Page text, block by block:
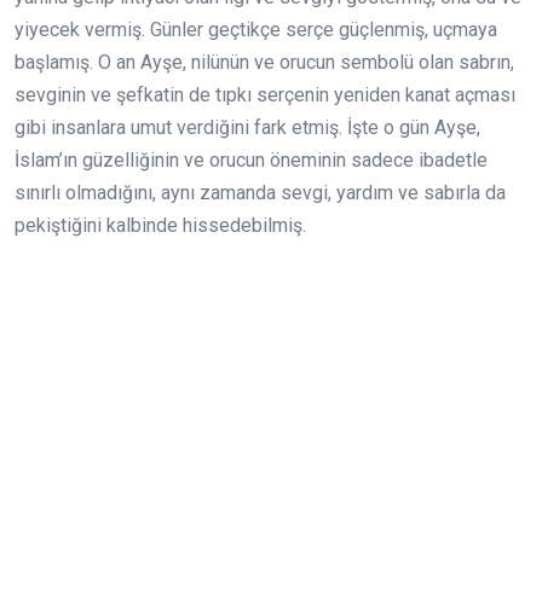
yiyecek vermiş. Günler geçtikçe serçe güçlenmiş, uçmaya
başlamış. O an Ayşe, nilünün ve orucun sembolü olan sabrın,
sevginin ve şefkatin de tıpkı serçenin yeniden kanat açması
gibi insanlara umut verdiğini fark etmiş. İşte o gün Ayşe,
İslam’ın güzelliğinin ve orucun öneminin sadece ibadetle
sınırlı olmadığını, aynı zamanda sevgi, yardım ve sabırla da
pekiştiğini kalbinde hissedebilmiş.